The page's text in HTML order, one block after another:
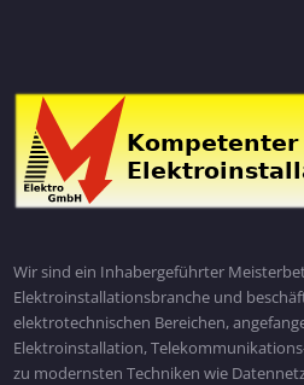
Wir sind ein Inhabergeführter
Elektroinstallationsbranche und
elektrotechnischen Bereichen,
Elektroinstallation,
zu modernsten Techniken wie